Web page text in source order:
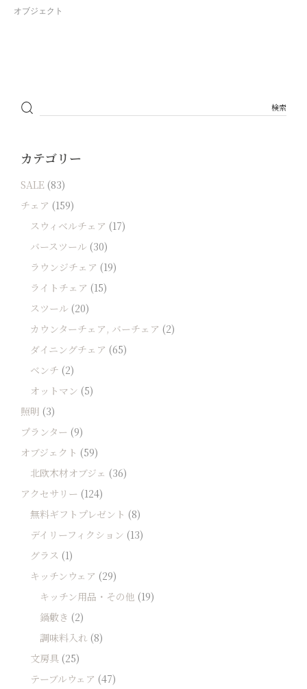
オブジェクト
カテゴリー
SALE (83)
チェア (159)
スウィベルチェア (17)
バースツール (30)
ラウンジチェア (19)
ライトチェア (15)
スツール (20)
カウンターチェア, バーチェア (2)
ダイニングチェア (65)
ベンチ (2)
オットマン (5)
照明 (3)
プランター (9)
オブジェクト (59)
北欧木材オブジェ (36)
アクセサリー (124)
無料ギフトプレゼント (8)
デイリーフィクション (13)
グラス (1)
キッチンウェア (29)
キッチン用品・その他 (19)
鍋敷き (2)
調味料入れ (8)
文房具 (25)
テーブルウェア (47)